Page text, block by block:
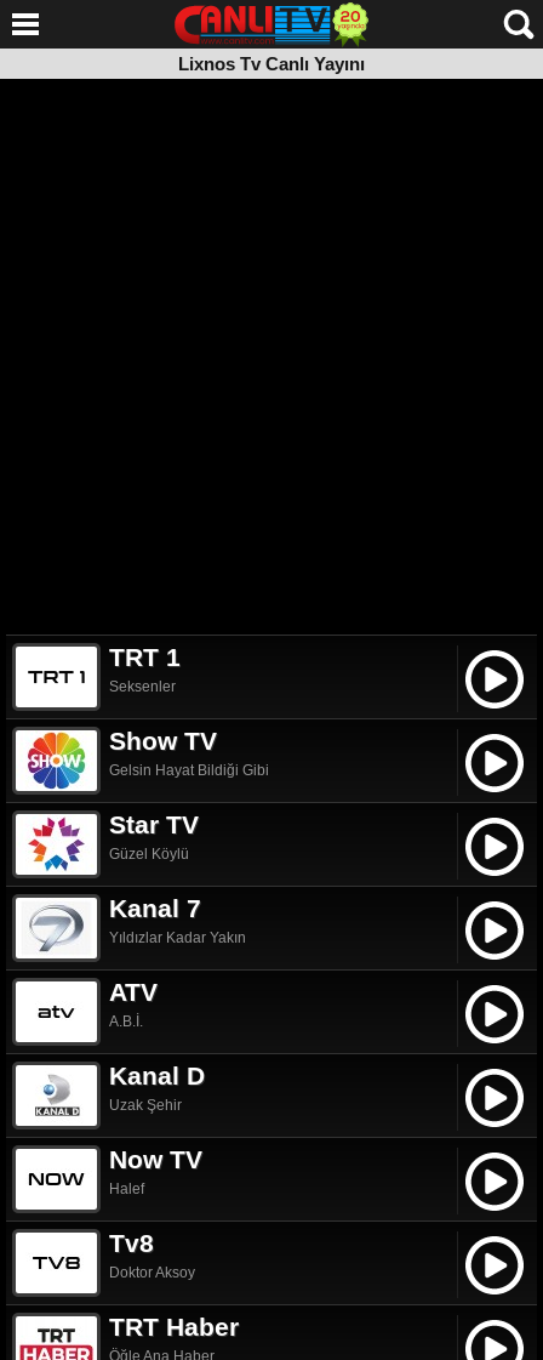
Lixnos Tv Canlı Yayını
TRT 1
Seksenler
Show TV
Gelsin Hayat Bildiği Gibi
Star TV
Güzel Köylü
Kanal 7
Yıldızlar Kadar Yakın
ATV
A.B.İ.
Kanal D
Uzak Şehir
Now TV
Halef
Tv8
Doktor Aksoy
TRT Haber
Öğle Ana Haber